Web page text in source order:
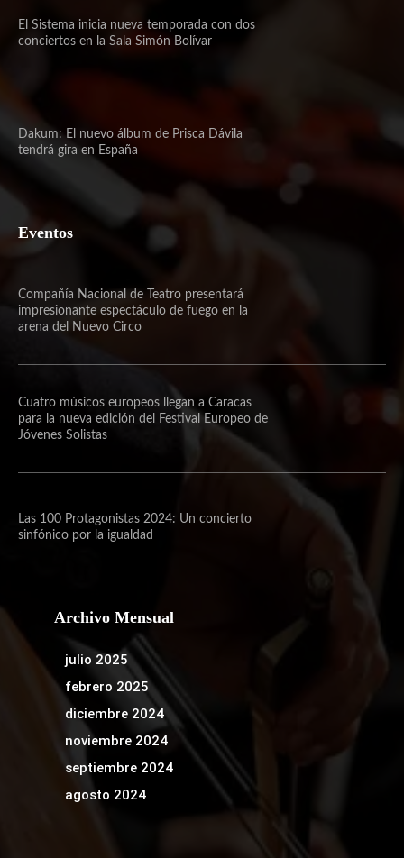
El Sistema inicia nueva temporada con dos
conciertos en la Sala Simón Bolívar
Dakum: El nuevo álbum de Prisca Dávila
tendrá gira en España
Eventos
Compañía Nacional de Teatro presentará
impresionante espectáculo de fuego en la
arena del Nuevo Circo
Cuatro músicos europeos llegan a Caracas
para la nueva edición del Festival Europeo de
Jóvenes Solistas
Las 100 Protagonistas 2024: Un concierto
sinfónico por la igualdad
Archivo Mensual
julio 2025
febrero 2025
diciembre 2024
noviembre 2024
septiembre 2024
agosto 2024